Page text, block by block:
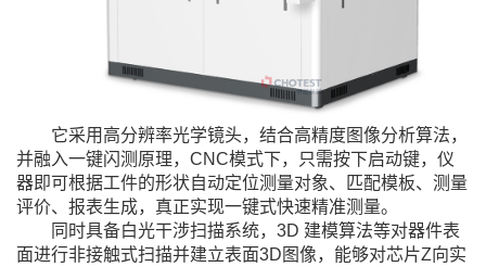
它采用高分辨率光学镜头，结合高精度图像分析算法，
并融入一键闪测原理，CNC模式下，只需按下启动键，仪
器即可根据工件的形状自动定位测量对象、匹配模板、测量
评价、报表生成，真正实现一键式快速精准测量。
同时具备白光干涉扫描系统，3D 建模算法等对器件表
面进行非接触式扫描并建立表面3D图像，能够对芯片Z向实